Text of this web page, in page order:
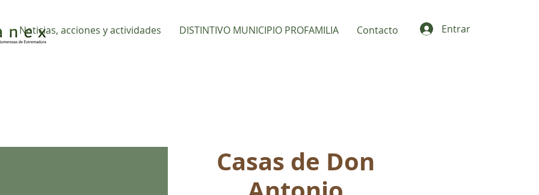
Noticias, acciones y actividades DISTINTIVO MUNICIPIO PROFAMILIA Contacto Entrar
Casas de Don